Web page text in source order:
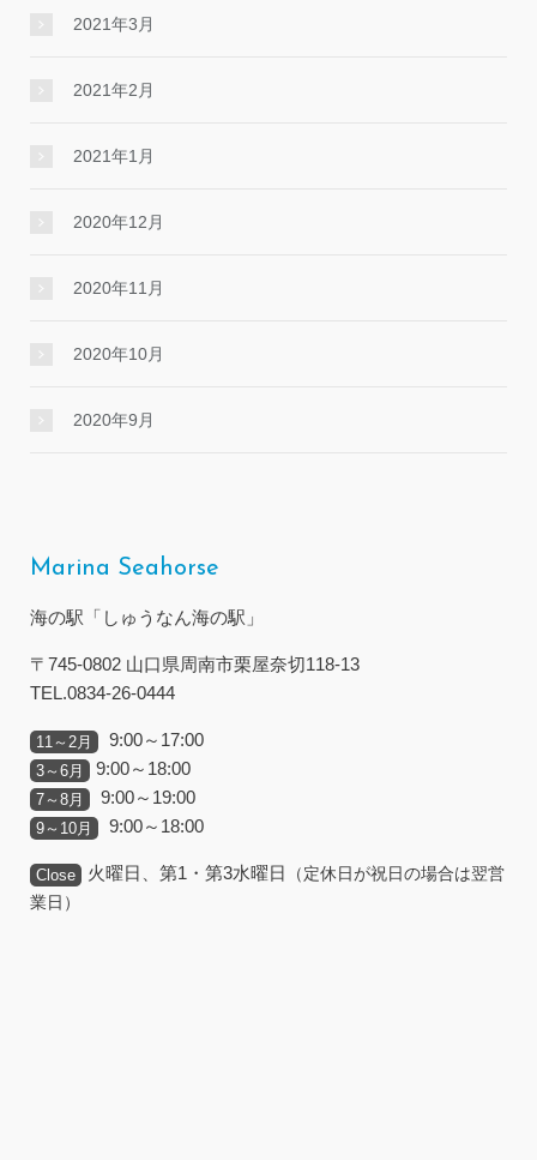
2021年3月
2021年2月
2021年1月
2020年12月
2020年11月
2020年10月
2020年9月
Marina Seahorse
海の駅「しゅうなん海の駅」
〒745-0802 山口県周南市栗屋奈切118-13
TEL.0834-26-0444
11～2月 9:00～17:00
3～6月 9:00～18:00
7～8月 9:00～19:00
9～10月 9:00～18:00
Close 火曜日、第1・第3水曜日
（定休日が祝日の場合は翌営
業日）